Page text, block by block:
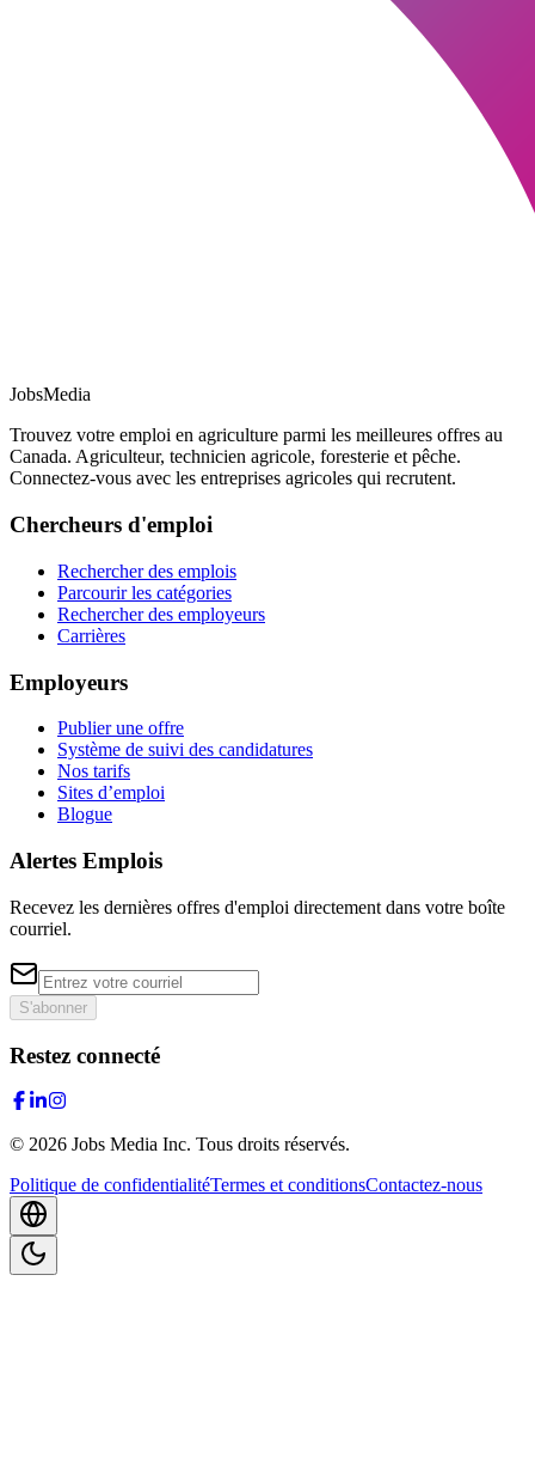
JobsMedia
Trouvez votre emploi en agriculture parmi les meilleures offres au
Canada. Agriculteur, technicien agricole, foresterie et pêche.
Connectez-vous avec les entreprises agricoles qui recrutent.
Chercheurs d'emploi
Rechercher des emplois
Parcourir les catégories
Rechercher des employeurs
Carrières
Employeurs
Publier une offre
Système de suivi des candidatures
Nos tarifs
Sites d’emploi
Blogue
Alertes Emplois
Recevez les dernières offres d'emploi directement dans votre boîte
courriel.
S'abonner
Restez connecté
© 2026 Jobs Media Inc. Tous droits réservés.
Politique de confidentialitéTermes et conditionsContactez-nous